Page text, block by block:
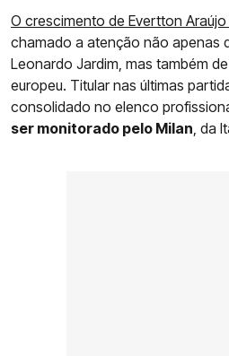
O crescimento de Evertton
chamado a atenção não apenas
Leonardo Jardim, mas também
europeu. Titular nas últimas
consolidado no elenco
ser monitorado pelo Milan , da